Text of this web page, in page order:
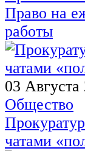
Право на
работы
03 Августа
Общество
чатами